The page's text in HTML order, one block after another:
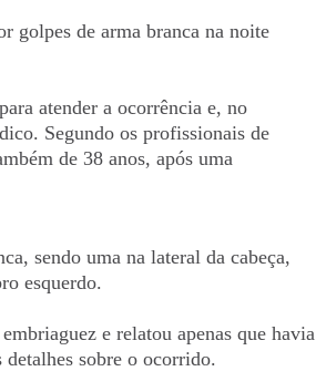
golpes de arma branca na noite
atender a ocorrência e, no
Segundo os profissionais de
de 38 anos, após uma
sendo uma na lateral da cabeça,
esquerdo.
e relatou apenas que havia
detalhes sobre o ocorrido.